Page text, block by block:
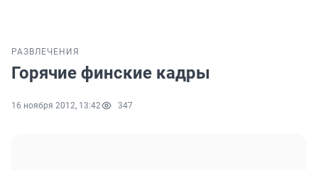
РАЗВЛЕЧЕНИЯ
Горячие финские кадры
16 ноября 2012, 13:42 347